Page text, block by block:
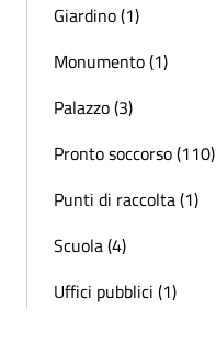
Giardino (1)
Monumento (1)
Palazzo (3)
Pronto soccorso (110)
Punti di raccolta (1)
Scuola (4)
Uffici pubblici (1)